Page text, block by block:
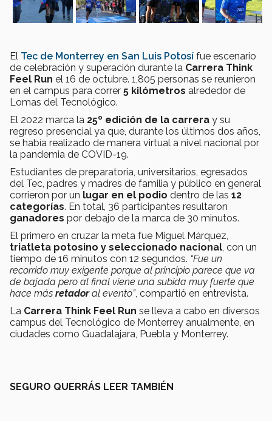
El Tec de Monterrey en San Luis Potosí fue escenario
de celebración y superación durante la Carrera Think
Feel Run el 16 de octubre. 1,805 personas se reunieron
en el campus para correr 5 kilómetros alrededor de
Lomas del Tecnológico.
El 2022 marca la 25º edición de la carrera y su
regreso presencial ya que, durante los últimos dos años,
se había realizado de manera virtual a nivel nacional por
la pandemia de COVID-19.
Estudiantes de preparatoria, universitarios, egresados
del Tec, padres y madres de familia y público en general
corrieron por un lugar en el podio dentro de las 12
categorías. En total, 36 participantes resultaron
ganadores por debajo de la marca de 30 minutos.
El primero en cruzar la meta fue Miguel Márquez,
triatleta potosino y seleccionado nacional , con un
tiempo de 16 minutos con 12 segundos. “Fue un
recorrido muy exigente porque al principio parece que va
de bajada pero al final viene una subida muy fuerte que
hace más retadoral evento”, compartió en entrevista.
La Carrera Think Feel Run se lleva a cabo en diversos
campus del Tecnológico de Monterrey anualmente, en
ciudades como Guadalajara, Puebla y Monterrey.
SEGURO QUERRÁS LEER TAMBIÉN